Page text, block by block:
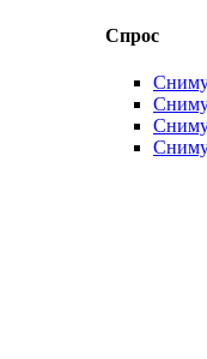
Спрос
Сниму
Сниму